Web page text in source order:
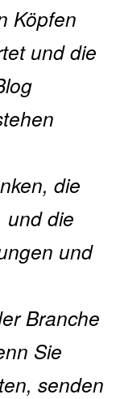
Köpfen
und die
die
und die
und
Branche
Sie
senden